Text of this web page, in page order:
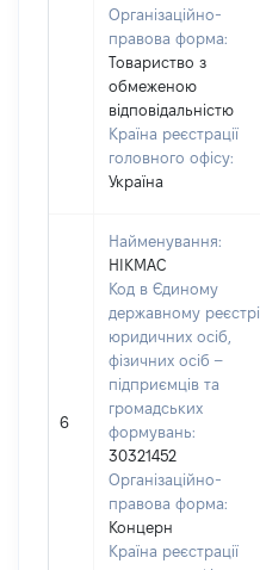
Організаційно-
правова форма:
Товариство з
обмеженою
відповідальністю
Країна реєстрації
головного офісу:
Україна
6
Найменування:
НІКМАС
Код в Єдиному
державному реєстрі
юридичних осіб,
фізичних осіб –
підприємців та
громадських
формувань:
30321452
Організаційно-
правова форма:
Концерн
Країна реєстрації